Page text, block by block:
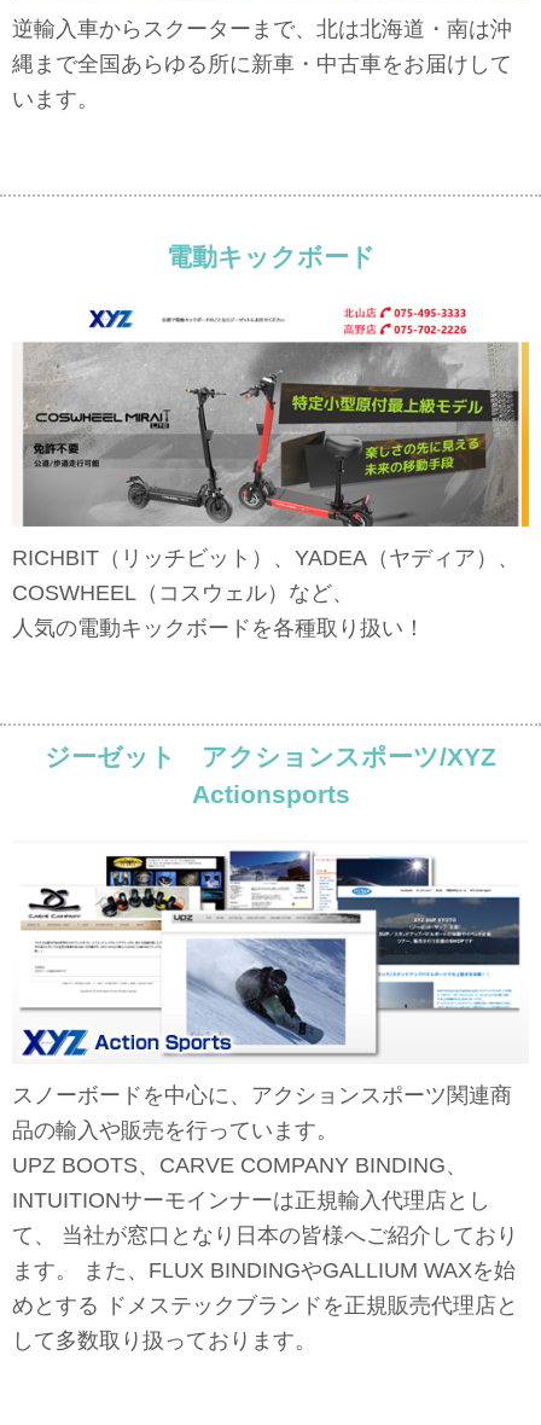
逆輸入車からスクーターまで、北は北海道・南は沖
縄まで全国あらゆる所に新車・中古車をお届けして
います。
電動キックボード
RICHBIT（リッチビット）、YADEA（ヤディア）、
COSWHEEL（コスウェル）など、
人気の電動キックボードを各種取り扱い！
ジーゼット アクションスポーツ/XYZ
Actionsports
スノーボードを中心に、アクションスポーツ関連商
品の輸入や販売を行っています。
UPZ BOOTS、CARVE COMPANY BINDING、
INTUITIONサーモインナーは正規輸入代理店とし
て、 当社が窓口となり日本の皆様へご紹介しており
ます。 また、FLUX BINDINGやGALLIUM WAXを始
めとする ドメステックブランドを正規販売代理店と
して多数取り扱っております。